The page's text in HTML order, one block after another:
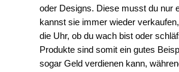
oder Designs. Diese musst du nur
kannst sie immer wieder
die Uhr, ob du wach bist oder
Produkte sind somit ein gutes
sogar Geld verdienen kann,